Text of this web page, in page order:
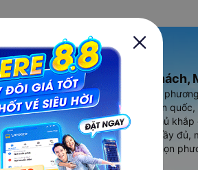
Ứng dụng đặt vé Xe khách,
Vexere - ứng dụng đặt vé đa
cao, 5000+ tuyến đường toàn
vụ thuê xe máy, xe du lịch phủ
Ứng dụng hiển thị thông tin đầy
người dùng so sánh và lựa chọn
chóng và phù hợp nhất.